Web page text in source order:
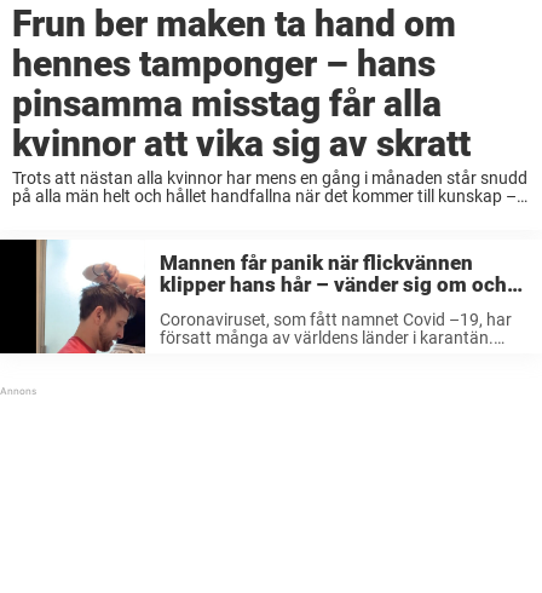
Frun ber maken ta hand om
hennes tamponger – hans
pinsamma misstag får alla
kvinnor att vika sig av skratt
Trots att nästan alla kvinnor har mens en gång i månaden står snudd
på alla män helt och hållet handfallna när det kommer till kunskap – i
Mannen får panik när flickvännen
klipper hans hår – vänder sig om och
får nätet att vika sig av skratt
Coronaviruset, som fått namnet Covid –19, har
försatt många av världens länder i karantän.